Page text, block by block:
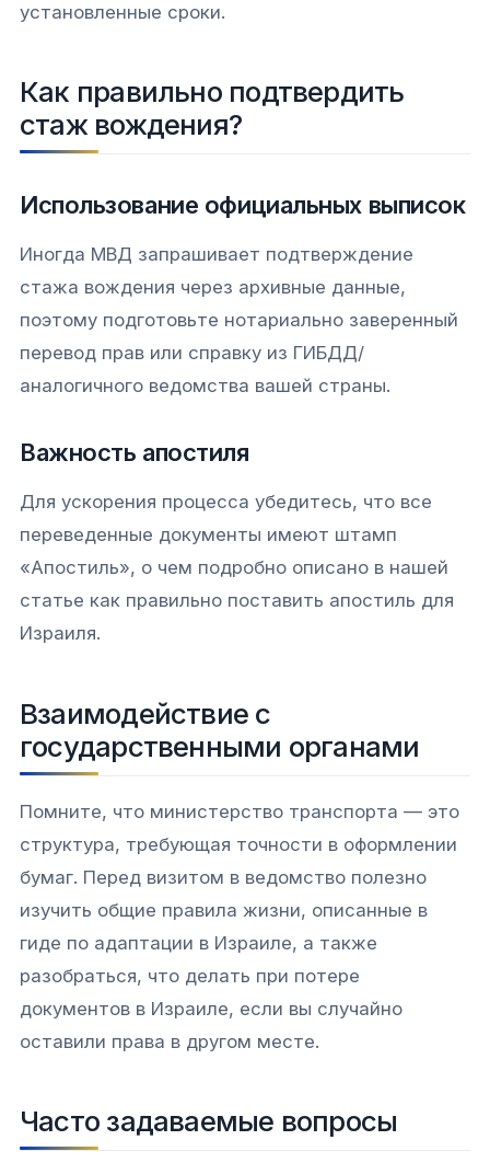
установленные сроки.
Как правильно подтвердить
стаж вождения?
Использование официальных выписок
Иногда МВД запрашивает подтверждение
стажа вождения через архивные данные,
поэтому подготовьте нотариально заверенный
перевод прав или справку из ГИБДД/
аналогичного ведомства вашей страны.
Важность апостиля
Для ускорения процесса убедитесь, что все
переведенные документы имеют штамп
«Апостиль», о чем подробно описано в нашей
статье как правильно поставить апостиль для
Израиля.
Взаимодействие с
государственными органами
Помните, что министерство транспорта — это
структура, требующая точности в оформлении
бумаг. Перед визитом в ведомство полезно
изучить общие правила жизни, описанные в
гиде по адаптации в Израиле, а также
разобраться, что делать при потере
документов в Израиле, если вы случайно
оставили права в другом месте.
Часто задаваемые вопросы